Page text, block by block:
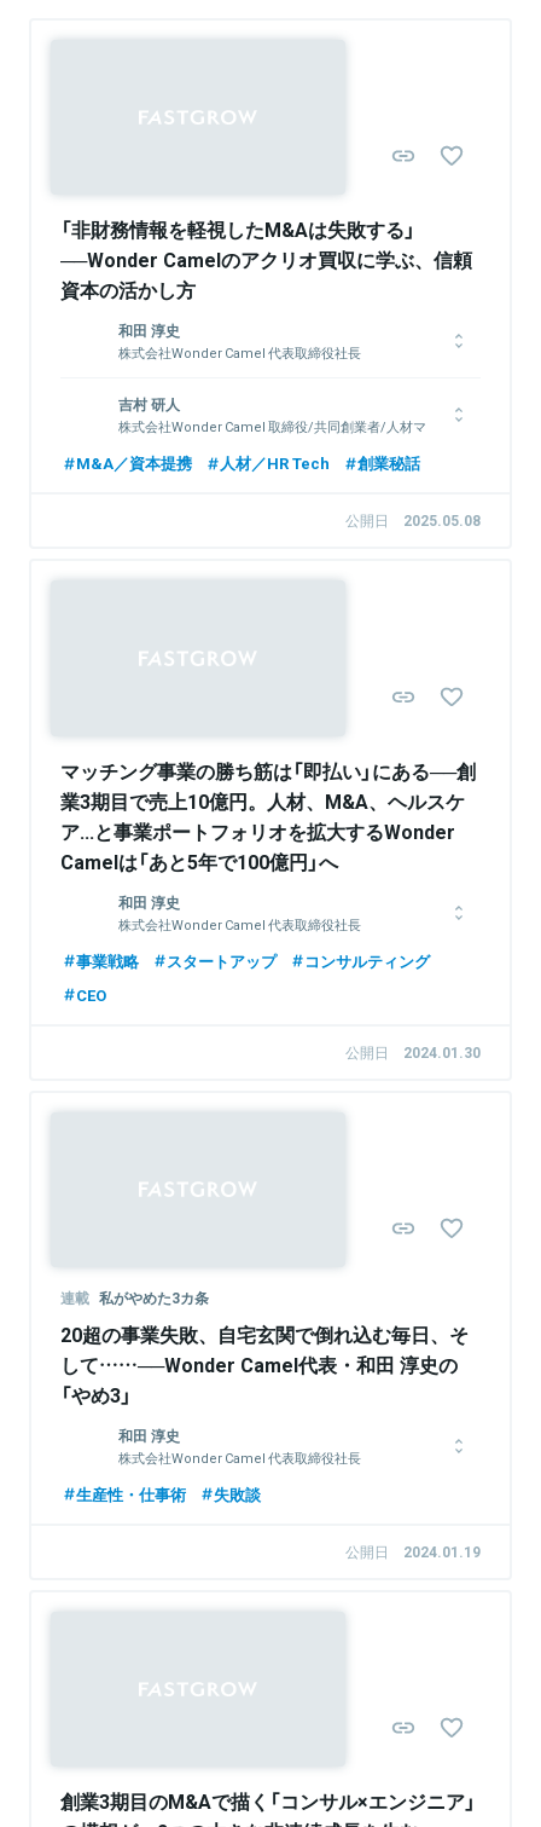
「非財務情報を軽視したM&Aは失敗する」
──Wonder Camelのアクリオ買収に学ぶ、信頼
資本の活かし方
和田 淳史
株式会社Wonder Camel 代表取締役社長
務改革、システム導入など国内外それぞれで幅広いプロジェクト
を経験。ボストンコンサルティンググループではナショナルクラ
イアントを相手に全社的な戦略策定に携わる。その傍ら、ベンチ
ャー企業支援の経験も積んだ。2021年、株式会社Wonder
吉村 研人
株式会社Wonder Camel 取締役/共同創業者/人材マ
上智大学理工学部情報理工学科卒。JSOLにて社内起業家として
Wonder Camelを共同創業。2025年に株式会社アクリオを完全
M&A／資本提携 人材／HR Tech 創業秘話
公開日 2025.05.08
マッチング事業の勝ち筋は「即払い」にある──創
業3期目で売上10億円。人材、M&A、ヘルスケ
ア...と事業ポートフォリオを拡大するWonder
Camelは「あと5年で100億円」へ
和田 淳史
株式会社Wonder Camel 代表取締役社長
上智大学経済学部経済学科卒。アビームコンサルティングにて業
を経験。ボストンコンサルティンググループではナショナルクラ
ャー企業支援の経験も積んだ。2021年、株式会社Wonder
事業戦略 スタートアップ
コンサルティング
CEO
公開日 2024.01.30
連載 私がやめた3カ条
20超の事業失敗、自宅玄関で倒れ込む毎日、そ
して……──Wonder Camel代表・和田 淳史の
「やめ3」
和田 淳史
株式会社Wonder Camel 代表取締役社長
上智大学経済学部経済学科卒。アビームコンサルティングにて業
イアントを相手に全社的な戦略策定に携わる。その傍ら、ベンチ
関連情報をみる
生産性・仕事術 失敗談
公開日 2024.01.19
創業3期目のM&Aで描く「コンサル×エンジニア」